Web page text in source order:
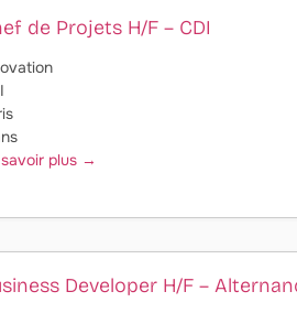
de Projets H/F – CDI
plus
Developer H/F –